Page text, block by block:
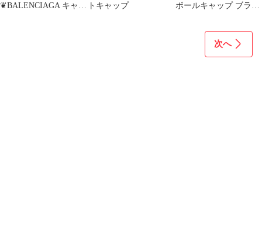
❦BALENCIAGA キャッ トキャップ
ボールキャップ ブラッ
次へ